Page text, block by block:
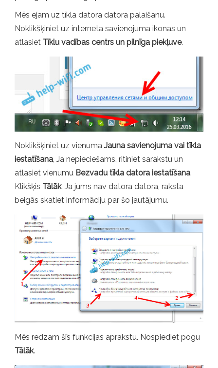
Mēs ejam uz tīkla datora datora palaišanu.
Noklikšķiniet uz interneta savienojuma ikonas un
atlasiet Tīklu vadības centrs un pilnīga piekļuve.
Noklikšķiniet uz vienuma Jauna savienojuma vai tīkla
iestatīšana, Ja nepieciešams, ritiniet sarakstu un
atlasiet vienumu Bezvadu tīkla datora iestatīšana.
Klikšķis Tālāk. Ja jums nav datora datora, raksta
beigās skatiet informāciju par šo jautājumu.
Mēs redzam šīs funkcijas aprakstu. Nospiediet pogu
Tālāk.